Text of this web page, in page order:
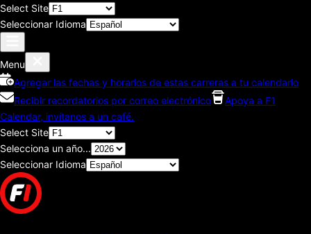
Select Site
Seleccionar Idioma
Menu
Agregar las fechas y horarios de estas carreras a tu calendario
Recibir recordatorios por correo electrónico
Apoya a F1
Calendar, invítanos a un café.
Select Site
Selecciona un año...
Seleccionar Idioma